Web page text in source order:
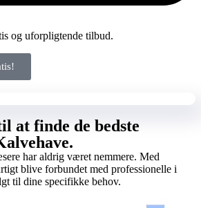
og uforpligtende tilbud.
at finde de bedste
har aldrig været nemmere. Med
blive forbundet med professionelle i
til dine specifikke behov.